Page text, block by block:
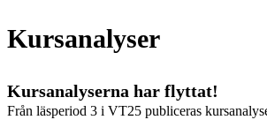
Kursanalyser
Kursanalyserna har flyttat!
Från läsperiod 3 i VT25 publiceras